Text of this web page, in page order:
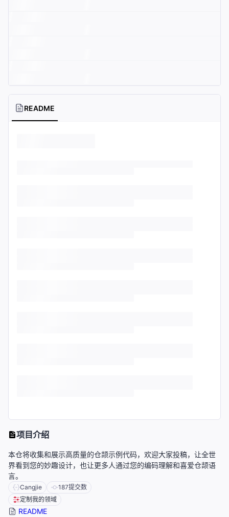
README
项目介绍
本仓将收集和展示高质量的仓颉示例代码，欢迎大家投稿，让全世
界看到您的妙趣设计，也让更多人通过您的编码理解和喜爱仓颉语
言。
Cangjie 187提交数
定制我的领域
README